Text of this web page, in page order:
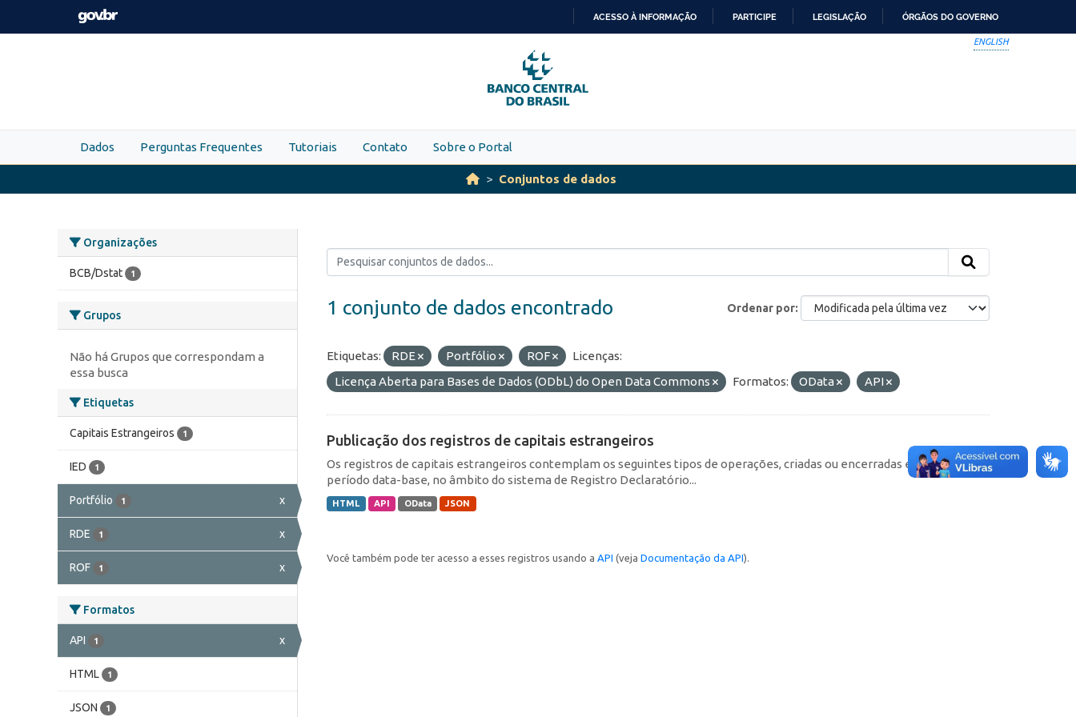
Skip to main content
PARA
O
CONTEÚDO
ACESSO À INFORMAÇÃO PARTICIPE LEGISLAÇÃO ÓRGÃOS DO GOVERNO
ENGLISH
Dados Perguntas Frequentes Tutoriais Contato Sobre o Portal
Conjuntos de dados
Organizações
BCB/Dstat 1
Grupos
Não há Grupos que correspondam a
essa busca
Etiquetas
Capitais Estrangeiros 1
IED 1
Portfólio 1 x
RDE 1 x
ROF 1 x
Formatos
API 1 x
HTML 1
JSON 1
Ordenar por
1 conjunto de dados encontrado
Etiquetas: RDE Portfólio ROF
Licenças:
Licença Aberta para Bases de Dados (ODbL) do Open Data Commons
Formatos: OData API
Publicação dos registros de capitais estrangeiros
Os registros de capitais estrangeiros contemplam os seguintes tipos de operações, criadas ou encerradas em cada
período data-base, no âmbito do sistema de Registro Declaratório...
HTML API OData JSON
Você também pode ter acesso a esses registros usando a API (veja Documentação da API).